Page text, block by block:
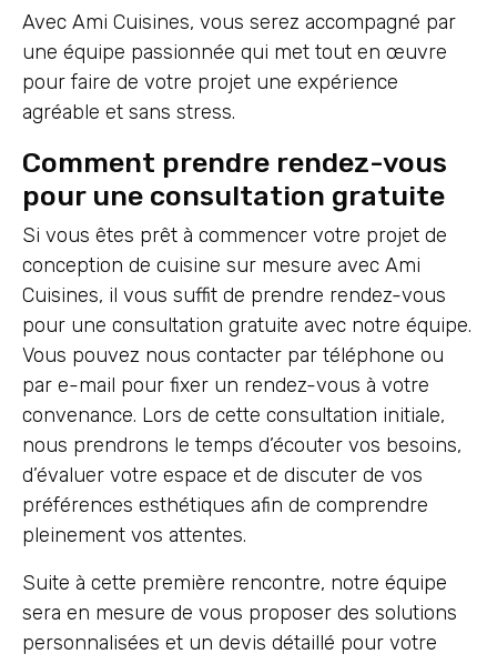
Avec Ami Cuisines, vous serez accompagné par
une équipe passionnée qui met tout en œuvre
pour faire de votre projet une expérience
agréable et sans stress.
Comment prendre rendez-vous
pour une consultation gratuite
Si vous êtes prêt à commencer votre projet de
conception de cuisine sur mesure avec Ami
Cuisines, il vous suffit de prendre rendez-vous
pour une consultation gratuite avec notre équipe.
Vous pouvez nous contacter par téléphone ou
par e-mail pour fixer un rendez-vous à votre
convenance. Lors de cette consultation initiale,
nous prendrons le temps d’écouter vos besoins,
d’évaluer votre espace et de discuter de vos
préférences esthétiques afin de comprendre
pleinement vos attentes.
Suite à cette première rencontre, notre équipe
sera en mesure de vous proposer des solutions
personnalisées et un devis détaillé pour votre